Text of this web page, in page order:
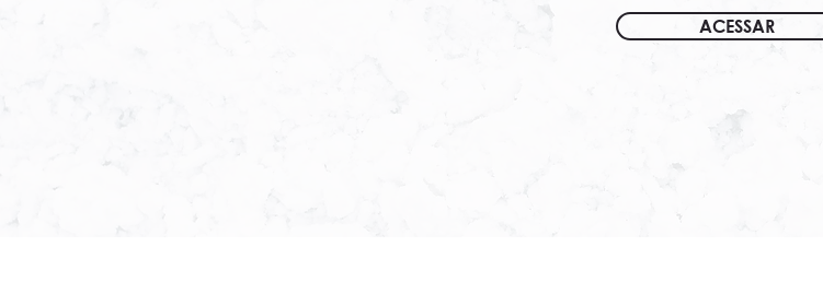
ACESSAR